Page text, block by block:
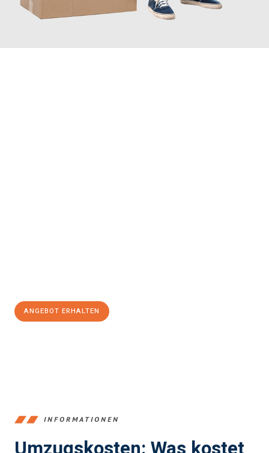
ANGEBOT ERHALTEN
INFORMATIONEN